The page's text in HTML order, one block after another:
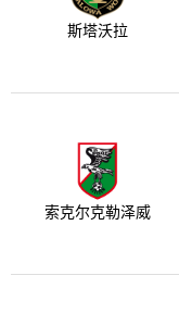
斯塔沃拉
索克尔克勒泽威